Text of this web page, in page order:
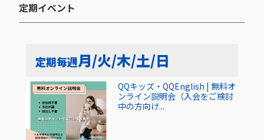
定期イベント​
定期毎週月/火/木/土/日
QQキッズ・QQEnglish | 無料オ
ンライン説明会（入会をご検討
中の方向け...